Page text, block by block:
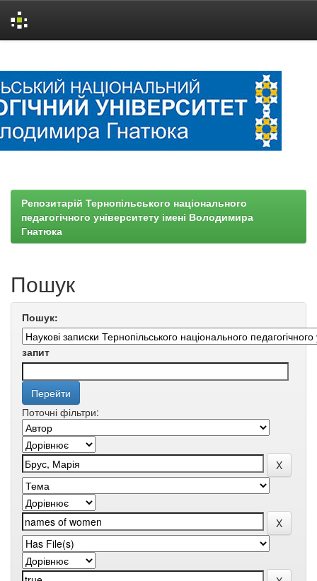
Репозитарій Тернопільського національного
педагогічного університету імені Володимира
Гнатюка
Пошук
Пошук:
запит
Поточні фільтри: